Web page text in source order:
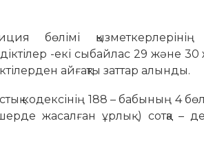
бөлімі
-екі сыбайлас 29 және 30
айғақты заттар алынды.
кодексінің 188 – бабының 4
жасалған ұрлық ) сотқа –